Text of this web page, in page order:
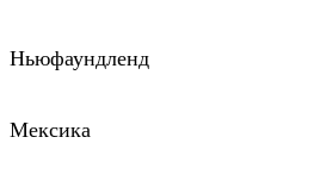
Ньюфаундленд
Мексика